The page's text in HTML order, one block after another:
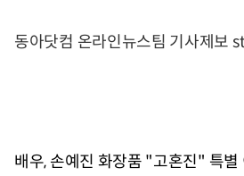
동아닷컴 온라인뉴스팀 기사제보